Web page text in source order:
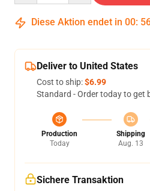
Diese Aktion endet in 00:
Deliver to United States
Cost to ship:$6.99
Standard - Order today to get
Production
Today
Shipping
Aug. 13
Sichere Transaktion